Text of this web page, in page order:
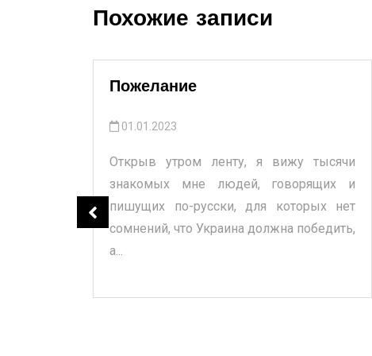
Похожие записи
Пожелание
01.01.2023
Открыв утром ленту, я вижу тысячи
знакомых мне людей, говорящих и
пишущих по-русски, для которых нет
сомнений, что Украина должна победить,
а...